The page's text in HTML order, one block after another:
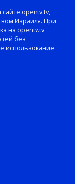
opentv.tv,
Израиля. При
на opentv.tv
без
использование